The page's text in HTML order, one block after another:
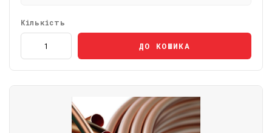
Кількість
ДО КОШИКА